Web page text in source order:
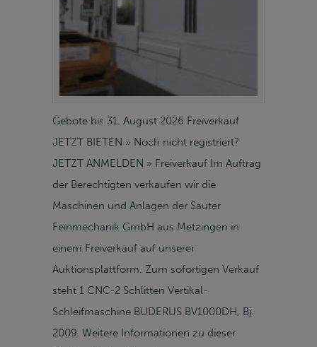
Gebote bis 31. August 2026 Freiverkauf
JETZT BIETEN » Noch nicht registriert?
JETZT ANMELDEN » Freiverkauf Im Auftrag
der Berechtigten verkaufen wir die
Maschinen und Anlagen der Sauter
Feinmechanik GmbH aus Metzingen in
einem Freiverkauf auf unserer
Auktionsplattform. Zum sofortigen Verkauf
steht 1 CNC-2 Schlitten Vertikal-
Schleifmaschine BUDERUS BV1000DH, Bj.
2009. Weitere Informationen zu dieser